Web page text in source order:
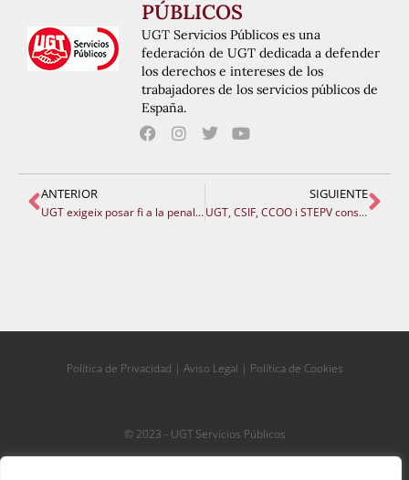
PÚBLICOS
UGT Servicios Públicos es una
federación de UGT dedicada a defender
los derechos e intereses de los
trabajadores de los servicios públicos de
España.
ANTERIOR
UGT exigeix posar fi a la penalització salarial del professorat malalt després de 91 dies per MUFACE
SIGUIENTE
UGT, CSIF, CCOO i STEPV consideren una broma la proposta de calendari de les condicions laborals de Conselleria
Política de Privacidad | Aviso Legal | Política de Cookies
© 2023 - UGT Servicios Públicos